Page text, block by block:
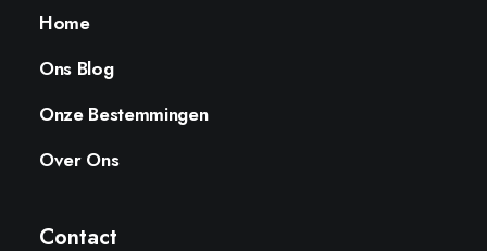
Home
Ons Blog
Onze Bestemmingen
Over Ons
Contact